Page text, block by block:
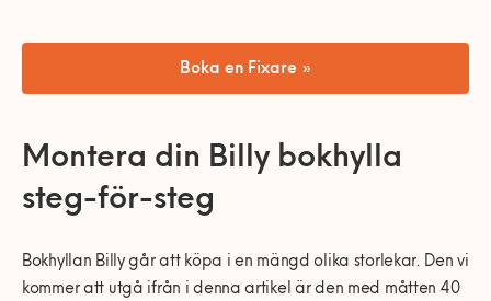
Var finns vi?
Våra Fixare
Boka en Fixare »
Montera din Billy bokhylla
steg-för-steg
Bokhyllan Billy går att köpa i en mängd olika storlekar. Den vi
kommer att utgå ifrån i denna artikel är den med måtten 40